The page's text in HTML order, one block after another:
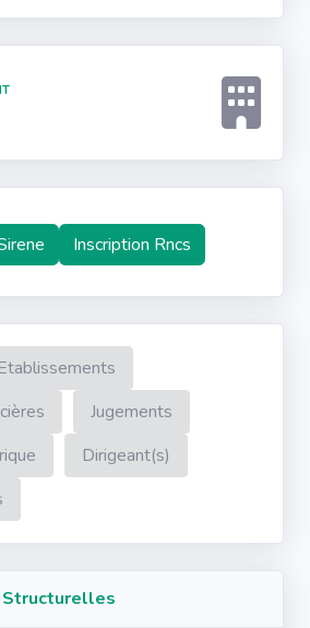
Inscription Rncs
Etablissements
Jugements
Dirigeant(s)